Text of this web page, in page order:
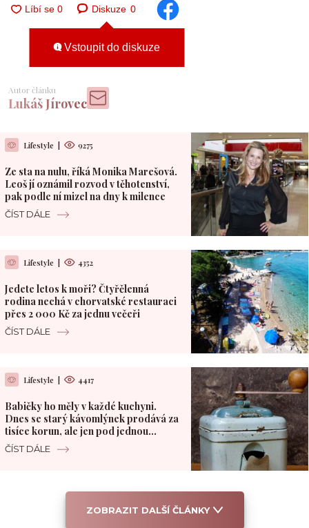
Diskuze 0
Vstoupit do diskuze
Autor článku
Lukáš Jírovec
Lifestyle 9275
Ze sta na nulu, říká Monika Marešová.
Leoš jí oznámil rozvod v těhotenství,
pak podle ní mizel na dny k milence
ČÍST DÁLE
Lifestyle 4352
Jedete letos k moři? Čtyřčlenná
rodina nechá v chorvatské restauraci
přes 2 000 Kč za jednu večeři
ČÍST DÁLE
Lifestyle 4417
Babičky ho měly v každé kuchyni.
Dnes se starý kávomlýnek prodává za
tisíce korun, ale jen pod jednou
podmínkou
ČÍST DÁLE
ZOBRAZIT DALŠÍ ČLÁNKY